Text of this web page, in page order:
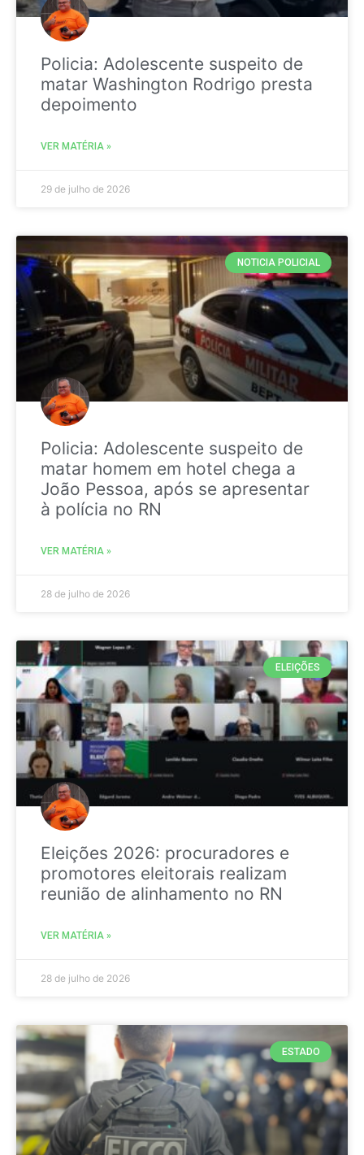
Policia: Adolescente suspeito de
matar Washington Rodrigo presta
depoimento
VER MATÉRIA »
29 de julho de 2026
NOTICIA POLICIAL
Policia: Adolescente suspeito de
matar homem em hotel chega a
João Pessoa, após se apresentar
à polícia no RN
VER MATÉRIA »
28 de julho de 2026
ELEIÇÕES
Eleições 2026: procuradores e
promotores eleitorais realizam
reunião de alinhamento no RN
VER MATÉRIA »
28 de julho de 2026
ESTADO